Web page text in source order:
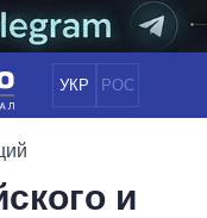
УКР РОС
и